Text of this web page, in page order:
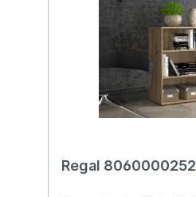
Regal 8060000252